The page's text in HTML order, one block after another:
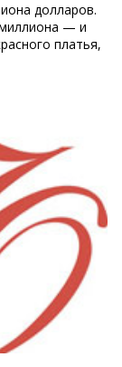
долларов.
— и
платья,